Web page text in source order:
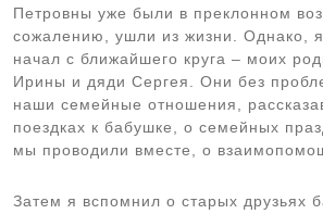
Петровны уже были в преклонном
сожалению, ушли из жизни. Однако,
начал с ближайшего круга – моих
Ирины и дяди Сергея. Они без
наши семейные отношения,
поездках к бабушке, о семейных
мы проводили вместе, о
Затем я вспомнил о старых друзьях